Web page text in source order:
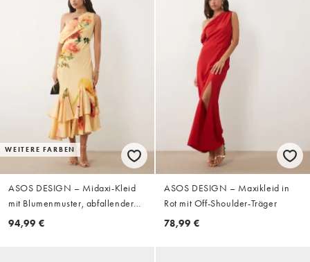
WEITERE FARBEN
ASOS DESIGN – Midaxi-Kleid
mit Blumenmuster, abfallender
Schulterpartie und
94,99 €
ASOS DESIGN – Maxikleid in
Rot mit Off-Shoulder-Träger
78,99 €